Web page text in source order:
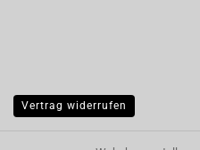
Vertrag widerrufen